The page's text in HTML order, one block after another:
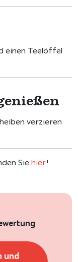
einen Teelöffel
verzieren
Sie hier!
und